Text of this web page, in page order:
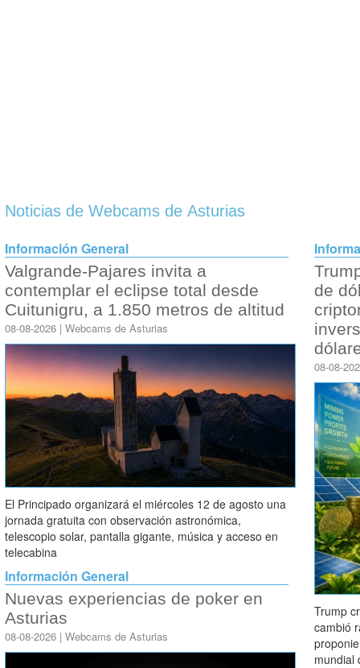
Noticias de Webcams de Asturias
Información General
Valgrande-Pajares invita a
contemplar el eclipse total desde
Cuitunigru, a 1.850 metros de altitud
08-08-2026 | Webcams de Asturias
El Principado organizará el miércoles 12 de agosto una
jornada gratuita con observación astronómica,
telescopio solar, pantalla gigante, música y acceso en
telecabina
Información General
Nuevas experiencias de poker en
Asturias
08-08-2026 | Webcams de Asturias
de
08-08-
Trump
cambió
mundial